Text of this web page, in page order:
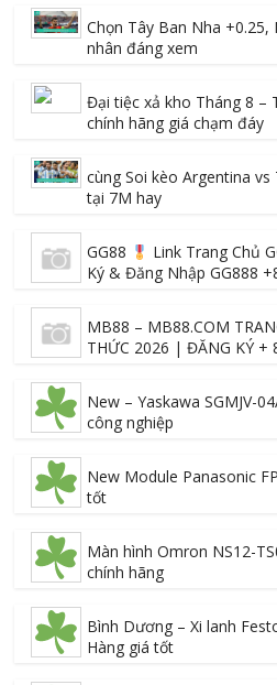
Chọn Tây Ban Nha
nhân đáng xem
Đại tiệc xả kho Tháng 8
chính hãng giá chạm đáy
cùng Soi kèo Argentina
tại 7M hay
GG88
Link Trang Chủ
Ký & Đăng Nhập GG888
MB88 – MB88.COM
THỨC 2026 | ĐĂNG KÝ +
New – Yaskawa SGMJV-
công nghiệp
New Module Panasonic
tốt
Màn hình Omron NS12-
chính hãng
Bình Dương – Xi lanh
Hàng giá tốt